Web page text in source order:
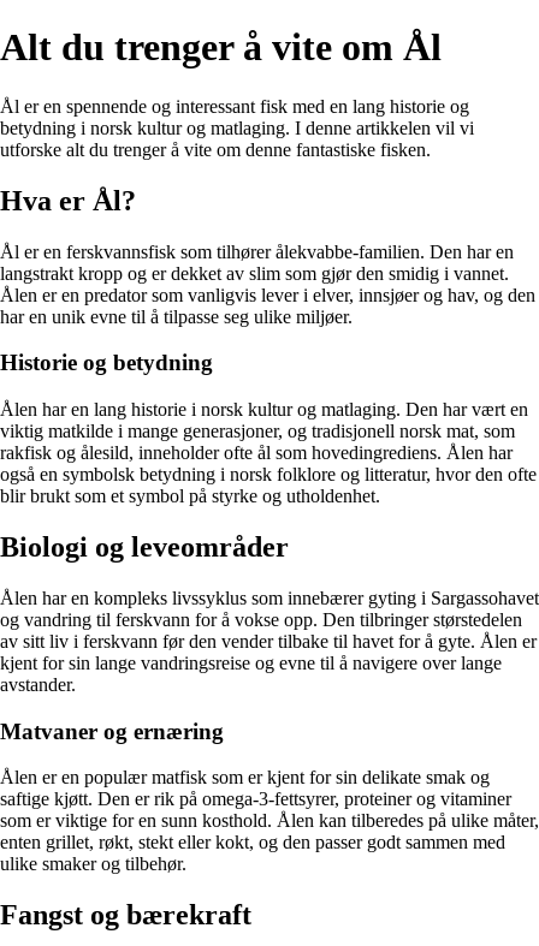
Alt du trenger å vite om Ål
Ål er en spennende og interessant fisk med en lang historie og
betydning i norsk kultur og matlaging. I denne artikkelen vil vi
utforske alt du trenger å vite om denne fantastiske fisken.
Hva er Ål?
Ål er en ferskvannsfisk som tilhører ålekvabbe-familien. Den har en
langstrakt kropp og er dekket av slim som gjør den smidig i vannet.
Ålen er en predator som vanligvis lever i elver, innsjøer og hav, og den
har en unik evne til å tilpasse seg ulike miljøer.
Historie og betydning
Ålen har en lang historie i norsk kultur og matlaging. Den har vært en
viktig matkilde i mange generasjoner, og tradisjonell norsk mat, som
rakfisk og ålesild, inneholder ofte ål som hovedingrediens. Ålen har
også en symbolsk betydning i norsk folklore og litteratur, hvor den ofte
blir brukt som et symbol på styrke og utholdenhet.
Biologi og leveområder
Ålen har en kompleks livssyklus som innebærer gyting i Sargassohavet
og vandring til ferskvann for å vokse opp. Den tilbringer størstedelen
av sitt liv i ferskvann før den vender tilbake til havet for å gyte. Ålen er
kjent for sin lange vandringsreise og evne til å navigere over lange
avstander.
Matvaner og ernæring
Ålen er en populær matfisk som er kjent for sin delikate smak og
saftige kjøtt. Den er rik på omega-3-fettsyrer, proteiner og vitaminer
som er viktige for en sunn kosthold. Ålen kan tilberedes på ulike måter,
enten grillet, røkt, stekt eller kokt, og den passer godt sammen med
ulike smaker og tilbehør.
Fangst og bærekraft